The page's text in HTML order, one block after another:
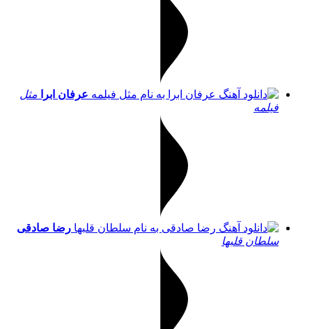
عرفان ابرا
مثل
فیلمه
رضا صادقی
سلطان قلبها